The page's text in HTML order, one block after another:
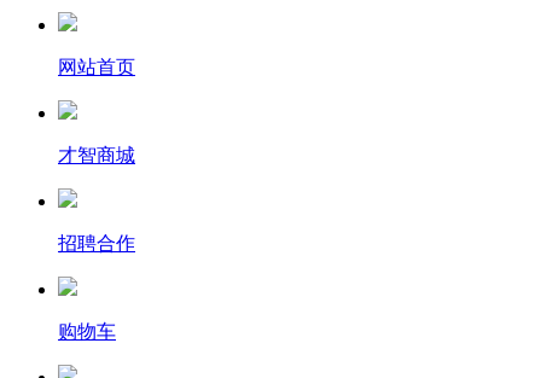
网站首页
才智商城
招聘合作
购物车